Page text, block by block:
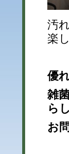
汚
楽
優
雑
ら
お